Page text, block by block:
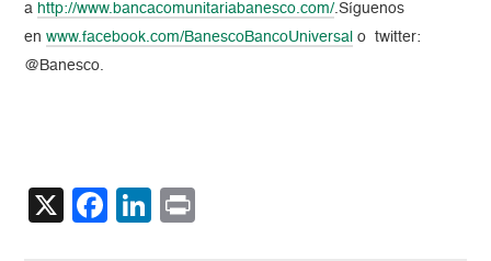
a http://www.bancacomunitariabanesco.com/.Síguenos
enwww.facebook.com/BanescoBancoUniversal o twitter:
@Banesco.
X Facebook
LinkedIn